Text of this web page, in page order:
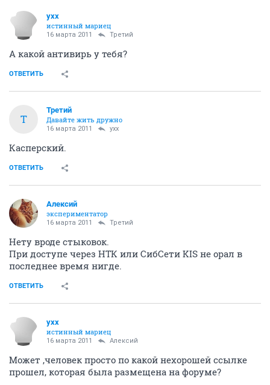
yxx
истинный мариец
16 марта 2011 Третий
А какой антивирь у тебя?
ОТВЕТИТЬ
Т
Третий
Давайте жить дружно
16 марта 2011 yxx
Касперский.
ОТВЕТИТЬ
Алексий
экспериментатор
16 марта 2011 Третий
Нету вроде стыковок.
При доступе через НТК или СибСети KIS не орал в
последнее время нигде.
ОТВЕТИТЬ
yxx
истинный мариец
16 марта 2011 Алексий
Может ,человек просто по какой нехорошей ссылке
прошел, которая была размещена на форуме?